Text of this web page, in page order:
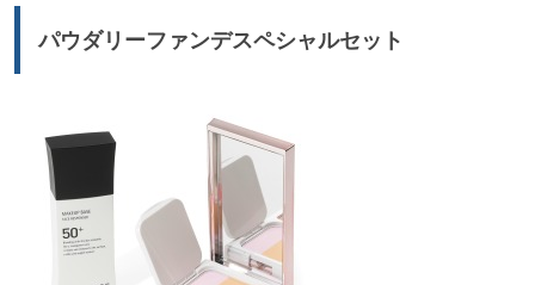
パウダリーファンデスペシャルセット